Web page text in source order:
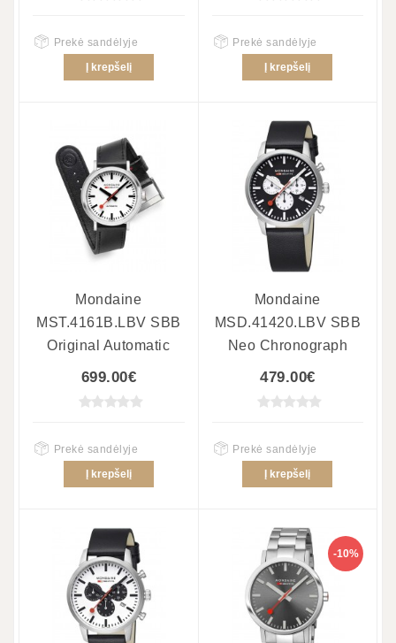
Prekė sandėlyje
Į krepšelį
Prekė sandėlyje
Į krepšelį
Mondaine
MST.4161B.LBV SBB
Original Automatic
699.00€
Prekė sandėlyje
Į krepšelį
Mondaine
MSD.41420.LBV SBB
Neo Chronograph
479.00€
Prekė sandėlyje
Į krepšelį
-10%